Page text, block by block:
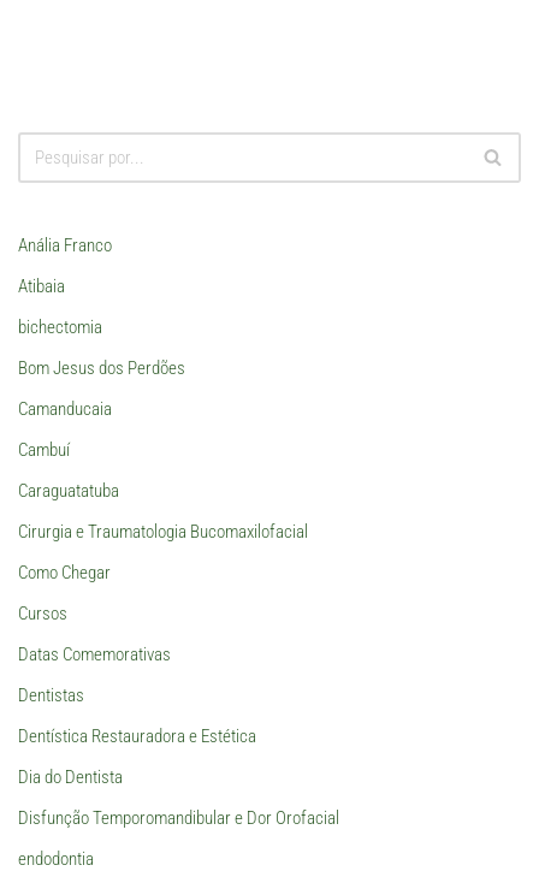
Anália Franco
Atibaia
bichectomia
Bom Jesus dos Perdões
Camanducaia
Cambuí
Caraguatatuba
Cirurgia e Traumatologia Bucomaxilofacial
Como Chegar
Cursos
Datas Comemorativas
Dentistas
Dentística Restauradora e Estética
Dia do Dentista
Disfunção Temporomandibular e Dor Orofacial
endodontia